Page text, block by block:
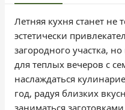
Летняя кухня станет не
эстетически
загородного участка,
для теплых вечеров с
наслаждаться
год, радуя близких
заниматься